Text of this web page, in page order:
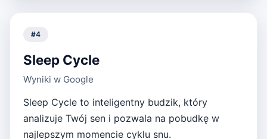
#4
Sleep Cycle
Wyniki w Google
Sleep Cycle to inteligentny budzik, który
analizuje Twój sen i pozwala na pobudkę w
najlepszym momencie cyklu snu.